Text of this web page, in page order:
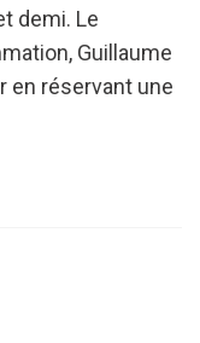
demi. Le
Guillaume
en réservant une